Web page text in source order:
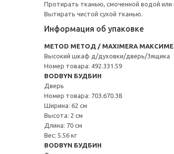
Протирать тканью, смоченной водой
Вытирать чистой сухой тканью.
Информация об упаковке
METOD МЕТОД / MAXIMERA
Высокий шкаф д/духовки/дверь/3ящика
Номер товара: 492.331.59
BODBYN БУДБИН
Дверь
Номер товара: 703.670.38
Ширина: 62 см
Высота: 2 см
Длина: 70 см
Вес: 5.56 кг
BODBYN БУДБИН